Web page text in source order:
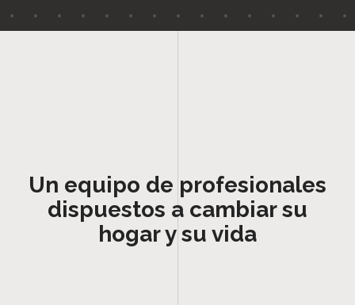
Un equipo de profesionales
dispuestos a cambiar su
hogar y su vida